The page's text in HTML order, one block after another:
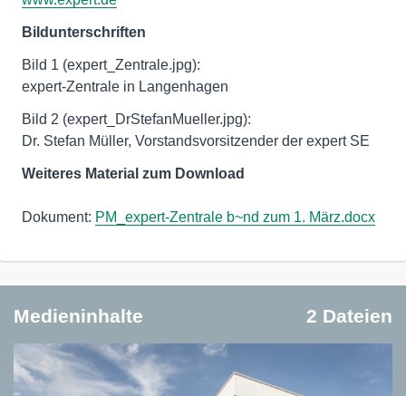
Bildunterschriften
Bild 1 (expert_Zentrale.jpg):
expert-Zentrale in Langenhagen
Bild 2 (expert_DrStefanMueller.jpg):
Dr. Stefan Müller, Vorstandsvorsitzender der expert SE
Weiteres Material zum Download
Dokument: PM_expert-Zentrale b~nd zum 1. März.docx
Medieninhalte 2 Dateien